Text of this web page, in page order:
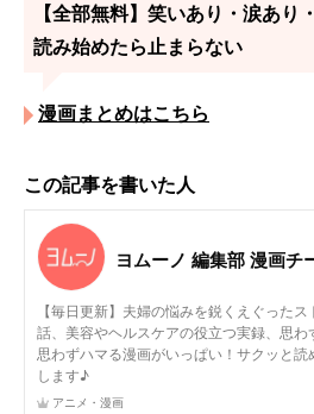
【全部無料】笑いあり・涙あり
読み始めたら止まらない
漫画まとめはこちら
この記事を書いた人
ヨムーノ 編集部 漫画チ
【毎日更新】夫婦の悩みを鋭くえぐった
話、美容やヘルスケアの役立つ実録、思わ
思わずハマる漫画がいっぱい！サクッと
します♪
アニメ・漫画